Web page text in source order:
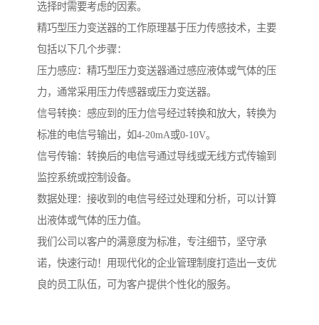
选择时需要考虑的因素。
精巧型压力变送器的工作原理基于压力传感技术，主要
包括以下几个步骤：
压力感应：精巧型压力变送器通过感应液体或气体的压
力，通常采用压力传感器或压力变送器。
信号转换：感应到的压力信号经过转换和放大，转换为
标准的电信号输出，如4-20mA或0-10V。
信号传输：转换后的电信号通过导线或无线方式传输到
监控系统或控制设备。
数据处理：接收到的电信号经过处理和分析，可以计算
出液体或气体的压力值。
我们公司以客户的满意度为标准，专注细节，坚守承
诺，快速行动！用现代化的企业管理制度打造出一支优
良的员工队伍，可为客户提供个性化的服务。